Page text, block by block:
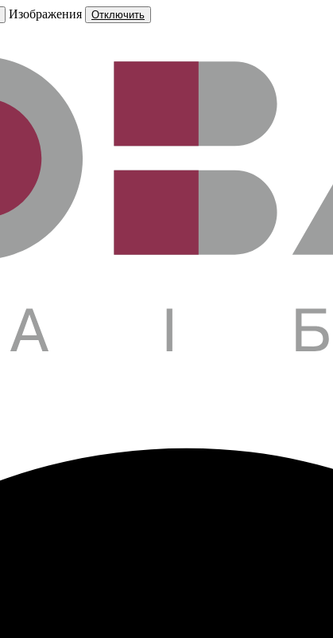
Изображения Отключить